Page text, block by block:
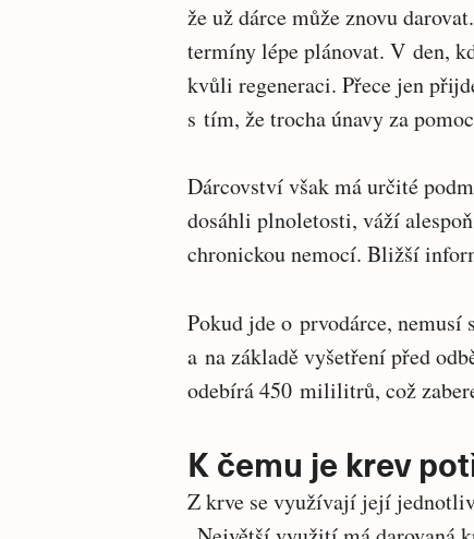
že už dárce může znovu
termíny lépe plánovat. V den,
kvůli regeneraci. Přece jen
s tím, že trocha únavy za
Dárcovství však má určité
dosáhli plnoletosti, váží
chronickou nemocí. Bližší
Pokud jde o prvodárce,
a na základě vyšetření před
odebírá 450 mililitrů, což
K čemu je krev
Z krve se využívají její